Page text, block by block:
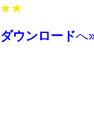
★★
ダウンロードへ